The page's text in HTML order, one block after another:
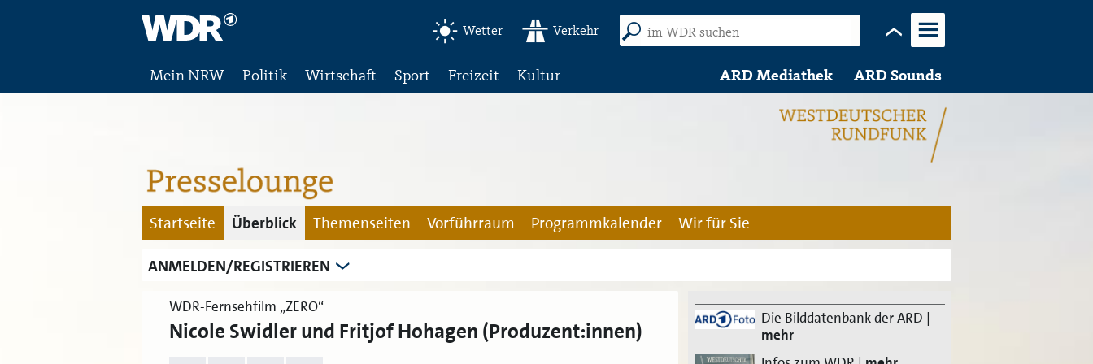
Wetter Verkehr
Menü
Mein NRW Politik Wirtschaft Sport Freizeit Kultur ARD Mediathek ARD Sounds
Startseite Überblick Themenseiten Vorführraum Programmkalender Wir für Sie
ANMELDEN/REGISTRIEREN
WDR-Fernsehfilm „ZERO“
Nicole Swidler und Fritjof Hohagen (Produzent:innen) Die Bilddatenbank der ARD |
mehr